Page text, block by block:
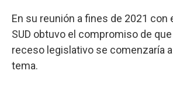
En su reunión a fines de 2021 con
SUD obtuvo el compromiso de que
receso legislativo se comenzaría a
tema.